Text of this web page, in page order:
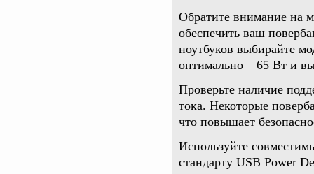
Обратите внимание на
обеспечить ваш
ноутбуков выбирайте
оптимально – 65 Вт и
Проверьте наличие
тока. Некоторые
что повышает
Используйте
стандарту USB Power